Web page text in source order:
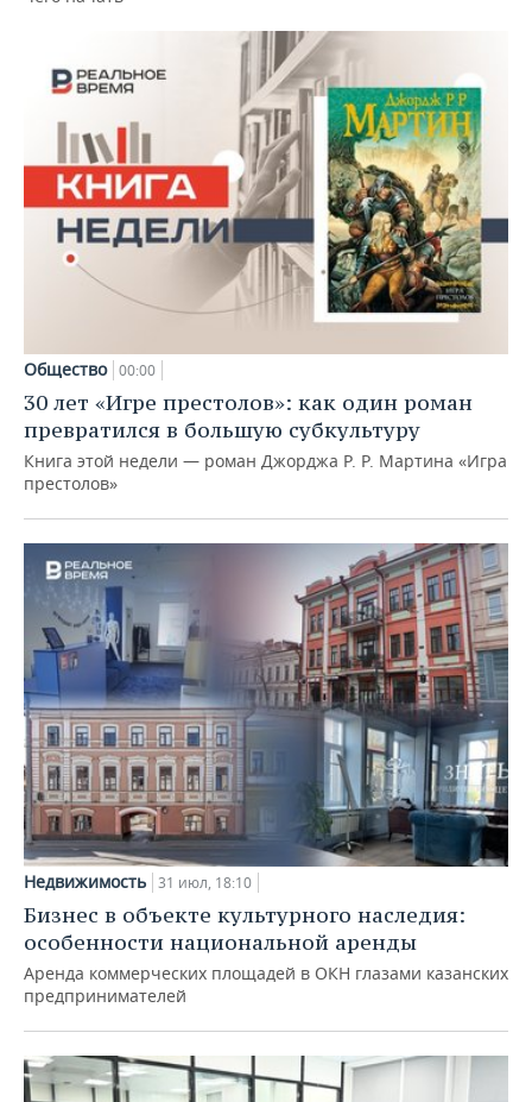
Общество 00:00
30 лет «Игре престолов»: как один роман
превратился в большую субкультуру
Книга этой недели — роман Джорджа Р. Р. Мартина «Игра
престолов»
Недвижимость 31 июл, 18:10
Бизнес в объекте культурного наследия:
особенности национальной аренды
Аренда коммерческих площадей в ОКН глазами казанских
предпринимателей